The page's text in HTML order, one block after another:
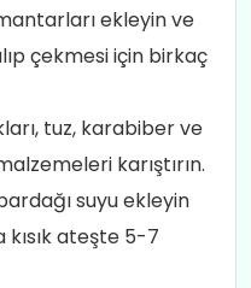
ekleyin ve
çekmesi için birkaç
tuz, karabiber ve
karıştırın.
suyu ekleyin
kısık ateşte 5-7